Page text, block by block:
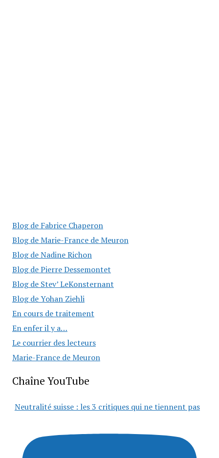
Blog de Fabrice Chaperon
Blog de Marie-France de Meuron
Blog de Nadine Richon
Blog de Pierre Dessemontet
Blog de Stev’ LeKonsternant
Blog de Yohan Ziehli
En cours de traitement
En enfer il y a…
Le courrier des lecteurs
Marie-France de Meuron
Chaîne YouTube
Neutralité suisse : les 3 critiques qui ne tiennent pas